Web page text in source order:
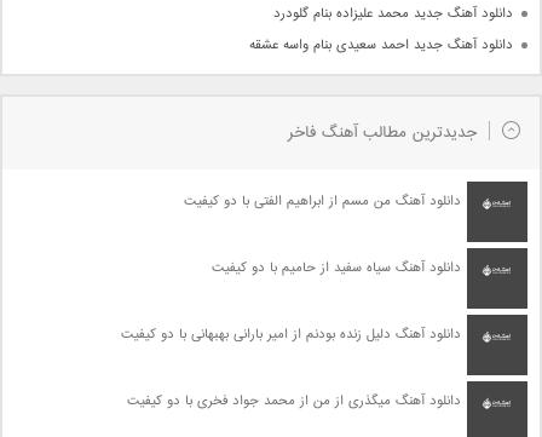
دانلود آهنگ جدید محمد علیزاده بنام گلودرد
دانلود آهنگ جدید احمد سعیدی بنام واسه عشقه
جدیدترین مطالب آهنگ فاخر
دانلود آهنگ من مسم از ابراهیم الفتی با دو کیفیت
دانلود آهنگ سیاه سفید از حامیم با دو کیفیت
دانلود آهنگ دلیل زنده بودنم از امیر بارانی بهبهانی با دو کیفیت
دانلود آهنگ میگذری از من از محمد جواد فخری با دو کیفیت